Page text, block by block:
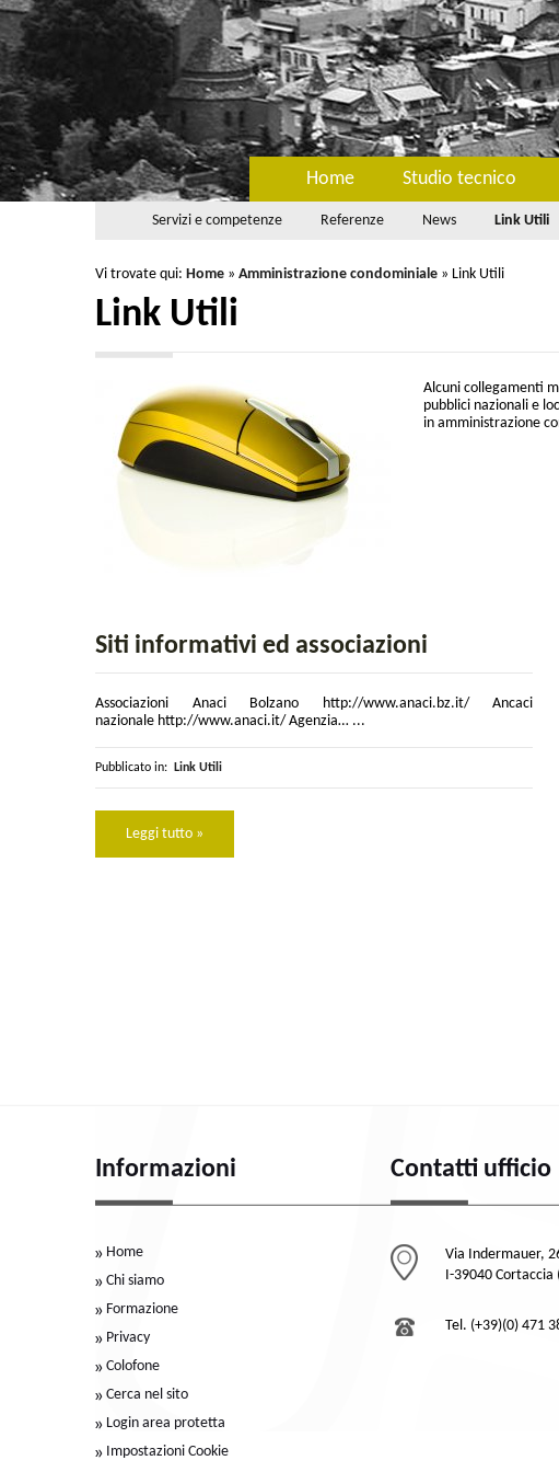
Home Studio tecnico
Servizi e competenze Referenze News Link Utili
Vi trovate qui: Home » Amministrazione condominiale » Link Utili
Link Utili
Alcuni collegamenti
pubblici nazionali e
in amministrazione
Siti informativi ed associazioni
Associazioni Anaci Bolzano http://www.anaci.bz.it/ Ancaci
nazionale http://www.anaci.it/ Agenzia… ...
Pubblicato in: Link Utili
Leggi tutto »
Informazioni
Home
Chi siamo
Formazione
Privacy
Colofone
Cerca nel sito
Login area protetta
Impostazioni Cookie
Contatti ufficio
Via Indermauer,
I-39040 Cortaccia
Tel. (+39)(0) 471